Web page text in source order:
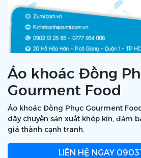
Áo khoác Đồng
Gourment Food
Áo khoác Đồng Phục Gourment
dây chuyền sản xuất khép kín, đảm
giá thành cạnh tranh.
LIÊN HỆ NGAY